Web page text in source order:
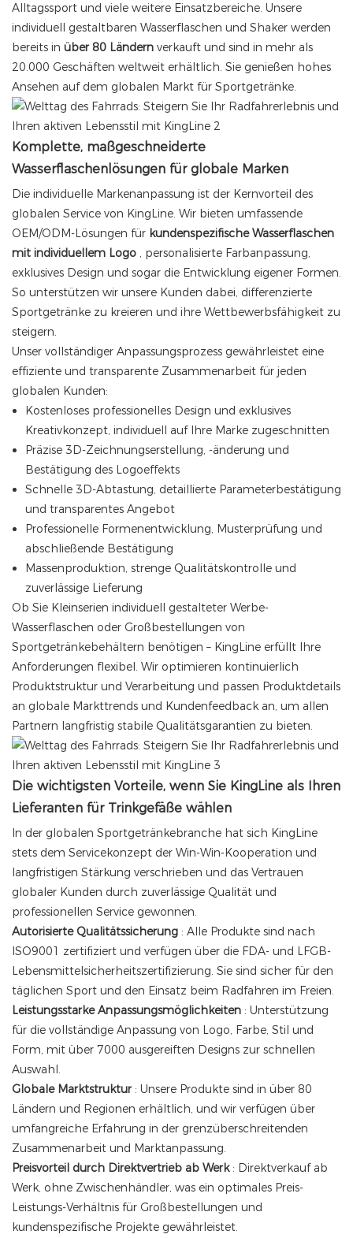
Alltagssport und viele weitere Einsatzbereiche. Unsere
individuell gestaltbaren Wasserflaschen und Shaker werden
bereits in über 80 Ländern verkauft und sind in mehr als
20.000 Geschäften weltweit erhältlich. Sie genießen hohes
Ansehen auf dem globalen Markt für Sportgetränke.
Komplette, maßgeschneiderte
Wasserflaschenlösungen für globale Marken
Die individuelle Markenanpassung ist der Kernvorteil des
globalen Service von KingLine. Wir bieten umfassende
OEM/ODM-Lösungen für kundenspezifische Wasserflaschen
mit individuellem Logo , personalisierte Farbanpassung,
exklusives Design und sogar die Entwicklung eigener Formen.
So unterstützen wir unsere Kunden dabei, differenzierte
Sportgetränke zu kreieren und ihre Wettbewerbsfähigkeit zu
steigern.
Unser vollständiger Anpassungsprozess gewährleistet eine
effiziente und transparente Zusammenarbeit für jeden
globalen Kunden:
Kostenloses professionelles Design und exklusives
Kreativkonzept, individuell auf Ihre Marke zugeschnitten
Präzise 3D-Zeichnungserstellung, -änderung und
Bestätigung des Logoeffekts
Schnelle 3D-Abtastung, detaillierte Parameterbestätigung
und transparentes Angebot
Professionelle Formenentwicklung, Musterprüfung und
abschließende Bestätigung
Massenproduktion, strenge Qualitätskontrolle und
zuverlässige Lieferung
Ob Sie Kleinserien individuell gestalteter Werbe-
Wasserflaschen oder Großbestellungen von
Sportgetränkebehältern benötigen – KingLine erfüllt Ihre
Anforderungen flexibel. Wir optimieren kontinuierlich
Produktstruktur und Verarbeitung und passen Produktdetails
an globale Markttrends und Kundenfeedback an, um allen
Partnern langfristig stabile Qualitätsgarantien zu bieten.
Die wichtigsten Vorteile, wenn Sie KingLine als Ihren
Lieferanten für Trinkgefäße wählen
In der globalen Sportgetränkebranche hat sich KingLine
stets dem Servicekonzept der Win-Win-Kooperation und
langfristigen Stärkung verschrieben und das Vertrauen
globaler Kunden durch zuverlässige Qualität und
professionellen Service gewonnen.
Autorisierte Qualitätssicherung : Alle Produkte sind nach
ISO9001 zertifiziert und verfügen über die FDA- und LFGB-
Lebensmittelsicherheitszertifizierung. Sie sind sicher für den
täglichen Sport und den Einsatz beim Radfahren im Freien.
Leistungsstarke Anpassungsmöglichkeiten : Unterstützung
für die vollständige Anpassung von Logo, Farbe, Stil und
Form, mit über 7000 ausgereiften Designs zur schnellen
Auswahl.
Globale Marktstruktur: Unsere Produkte sind in über 80
Ländern und Regionen erhältlich, und wir verfügen über
umfangreiche Erfahrung in der grenzüberschreitenden
Zusammenarbeit und Marktanpassung.
Preisvorteil durch Direktvertrieb ab Werk: Direktverkauf ab
Werk, ohne Zwischenhändler, was ein optimales Preis-
Leistungs-Verhältnis für Großbestellungen und
kundenspezifische Projekte gewährleistet.